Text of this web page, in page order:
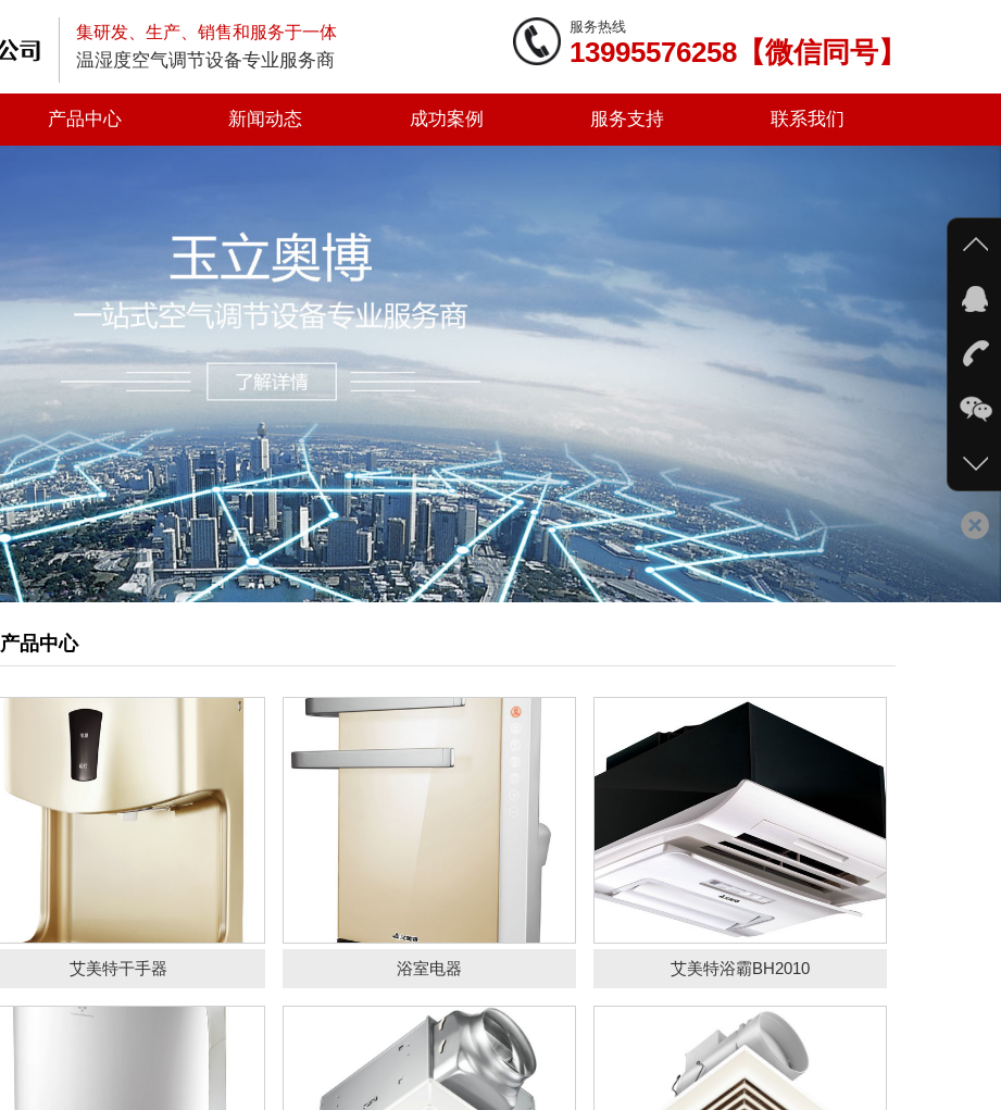
集研发、生产、销售和服务于一体
温湿度空气调节设备专业服务商
服务热线
13995576258【微信同号】
产品中心
一体式油烟净化器
光解油烟净化器
静电油烟净化器
轴流风机
方形管道风机
管道型新风机
松下静音送风机
柜式离心风机
排烟风机
直流式送风机
壁用换气扇
油雾净化器
新闻动态 成功案例 服务支持 联系我们
产品中心
艾美特干手器
艾美特干手器
浴室电器
浴室电器
艾美特浴霸BH2010
艾美特浴霸BH2010
吊顶管道换气扇